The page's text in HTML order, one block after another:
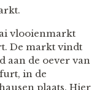
vlooienmarkt
De markt vindt
aan de oever van
in de
plaats. Hier